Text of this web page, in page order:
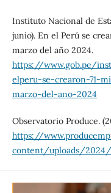
Instituto Nacional de
junio). En el Perú se
marzo del año 2024.
https://www.gob.pe/
elperu-se-crearon-71-
marzo-del-ano-2024
Observatorio Produce.
https://
content/uploads/2024/